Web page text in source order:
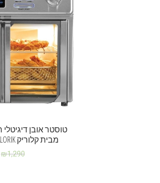
מבית קלוריק KALORIK דגם Maxx Air Fryer
₪1,290